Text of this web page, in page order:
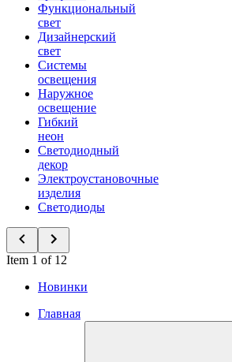
Функциональный
свет
Дизайнерский
свет
Системы
освещения
Наружное
освещение
Гибкий
неон
Светодиодный
декор
Электроустановочные
изделия
Светодиоды
Item 1 of 12
Новинки
Главная